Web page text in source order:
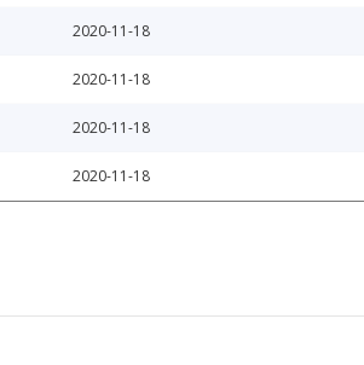
2020-11-18
2020-11-18
2020-11-18
2020-11-18